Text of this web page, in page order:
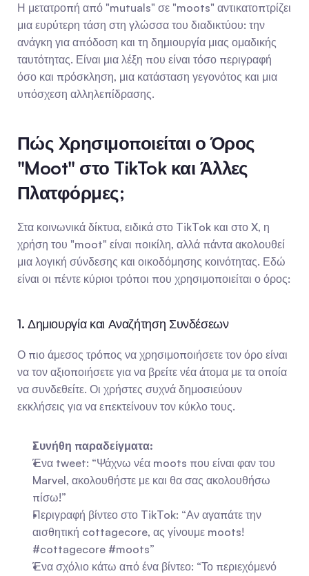
Η μετατροπή από "mutuals" σε "moots" αντικατοπτρίζει
μια ευρύτερη τάση στη γλώσσα του διαδικτύου: την
ανάγκη για απόδοση και τη δημιουργία μιας ομαδικής
ταυτότητας. Είναι μια λέξη που είναι τόσο περιγραφή
όσο και πρόσκληση, μια κατάσταση γεγονότος και μια
υπόσχεση αλληλεπίδρασης.
Πώς Χρησιμοποιείται ο Όρος
"Moot" στο TikTok και Άλλες
Πλατφόρμες;
Στα κοινωνικά δίκτυα, ειδικά στο TikTok και στο X, η
χρήση του "moot" είναι ποικίλη, αλλά πάντα ακολουθεί
μια λογική σύνδεσης και οικοδόμησης κοινότητας. Εδώ
είναι οι πέντε κύριοι τρόποι που χρησιμοποιείται ο όρος:
1. Δημιουργία και Αναζήτηση Συνδέσεων
Ο πιο άμεσος τρόπος να χρησιμοποιήσετε τον όρο είναι
να τον αξιοποιήσετε για να βρείτε νέα άτομα με τα οποία
να συνδεθείτε. Οι χρήστες συχνά δημοσιεύουν
εκκλήσεις για να επεκτείνουν τον κύκλο τους.
Συνήθη παραδείγματα:
Ένα tweet: “Ψάχνω νέα moots που είναι φαν του
Marvel, ακολουθήστε με και θα σας ακολουθήσω
πίσω!”
Περιγραφή βίντεο στο TikTok: “Αν αγαπάτε την
αισθητική cottagecore, ας γίνουμε moots!
#cottagecore #moots”
Ένα σχόλιο κάτω από ένα βίντεο: “Το περιεχόμενό